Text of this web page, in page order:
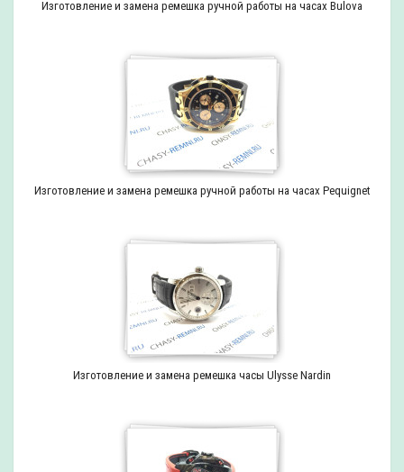
Изготовление и замена ремешка ручной работы на часах Bulova
Изготовление и замена ремешка ручной работы на часах Pequignet
Изготовление и замена ремешка часы Ulysse Nardin